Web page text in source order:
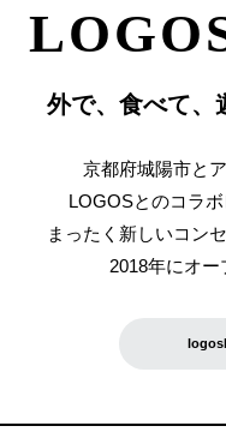
外で、食べて、
京都府城陽市と
LOGOSとのコラボ
まったく新しいコン
2018年にオー